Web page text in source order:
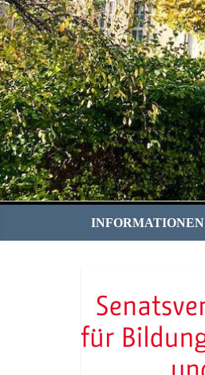
INFORMATIONEN